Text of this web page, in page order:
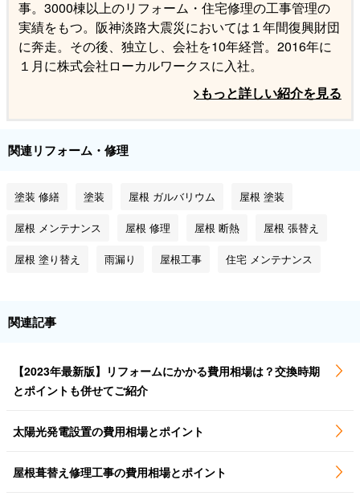
事。3000棟以上のリフォーム・住宅修理の工事管理の
実績をもつ。阪神淡路大震災においては１年間復興財団
に奔走。その後、独立し、会社を10年経営。2016年に
１月に株式会社ローカルワークスに入社。
>もっと詳しい紹介を見る
関連リフォーム・修理
塗装 修繕 塗装 屋根 ガルバリウム 屋根 塗装
屋根 メンテナンス 屋根 修理 屋根 断熱 屋根 張替え
屋根 塗り替え 雨漏り 屋根工事 住宅 メンテナンス
関連記事
【2023年最新版】リフォームにかかる費用相場は？交換時期
とポイントも併せてご紹介
太陽光発電設置の費用相場とポイント
屋根葺替え修理工事の費用相場とポイント